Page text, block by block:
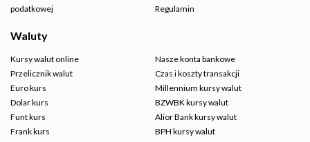
podatkowej
Regulamin
Waluty
Kursy walut online
Przelicznik walut
Euro kurs
Dolar kurs
Funt kurs
Frank kurs
Nasze konta bankowe
Czas i koszty transakcji
Millennium kursy walut
BZWBK kursy walut
Alior Bank kursy walut
BPH kursy walut